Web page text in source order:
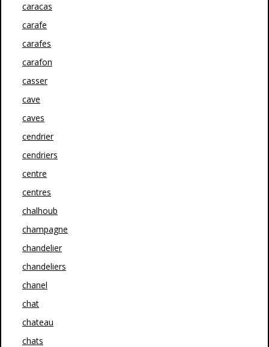
caracas
carafe
carafes
carafon
casser
cave
caves
cendrier
cendriers
centre
centres
chalhoub
champagne
chandelier
chandeliers
chanel
chat
chateau
chats